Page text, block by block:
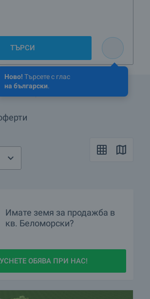
Ново! Търсете с глас
на български.
ТЪРСИ
Имате земя за продажба в
кв. Беломорски?
ОБЯВА ПРИ НАС!